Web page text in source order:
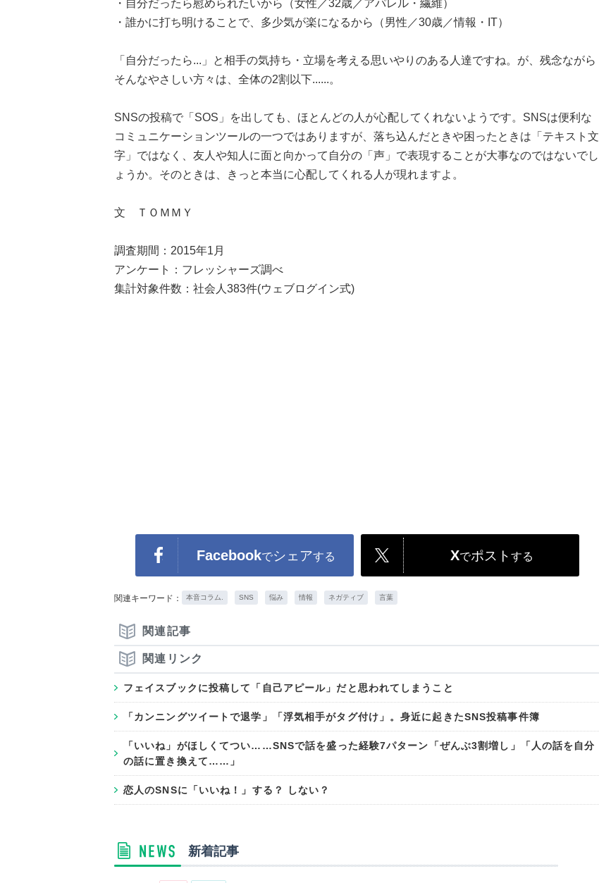
・自分だったら慰められたいから（女性／32歳／アパレル・繊維）
・誰かに打ち明けることで、多少気が楽になるから（男性／30歳／情報・IT）
「自分だったら...」と相手の気持ち・立場を考える思いやりのある人達ですね。が、残念ながら
そんなやさしい方々は、全体の2割以下......。
SNSの投稿で「SOS」を出しても、ほとんどの人が心配してくれないようです。SNSは便利な
コミュニケーションツールの一つではありますが、落ち込んだときや困ったときは「テキスト文
字」ではなく、友人や知人に面と向かって自分の「声」で表現することが大事なのではないでし
ょうか。そのときは、きっと本当に心配してくれる人が現れますよ。
文 ＴＯＭＭＹ
調査期間：2015年1月
アンケート：フレッシャーズ調べ
集計対象件数：社会人383件(ウェブログイン式)
Facebookでシェアする Xでポスト する
関連キーワード： 本音コラム. SNS 悩み 情報 ネガティブ 言葉
関連記事
関連リンク
フェイスブックに投稿して「自己アピール」だと思われてしまうこと
「カンニングツイートで退学」「浮気相手がタグ付け」。身近に起きたSNS投稿事件簿
「いいね」がほしくてつい……SNSで話を盛った経験7パターン「ぜんぶ3割増し」「人の話を自分
の話に置き換えて……」
恋人のSNSに「いいね！」する？ しない？
新着記事